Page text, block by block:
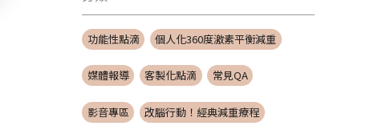
功能性點滴 個人化360度激素平衡減重
媒體報導 客製化點滴 常見QA
影音專區 改腦行動！經典減重療程